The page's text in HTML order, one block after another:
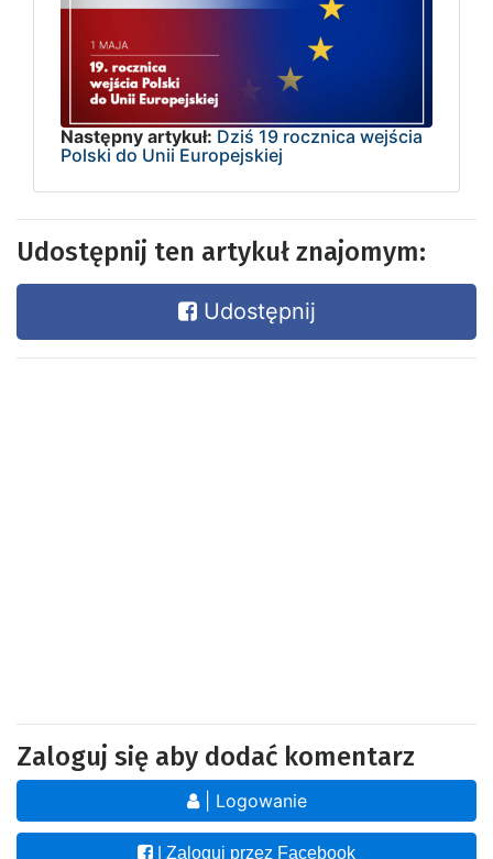
Następny artykuł: Dziś 19 rocznica wejścia
Polski do Unii Europejskiej
Udostępnij ten artykuł znajomym:
Udostępnij
Zaloguj się aby dodać komentarz
| Logowanie
| Zaloguj przez Facebook